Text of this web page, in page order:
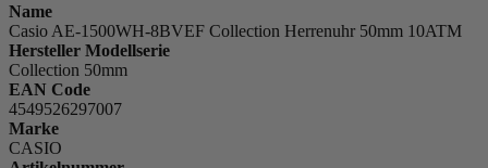
Name
Casio AE-1500WH-8BVEF Collection Herrenuhr 50mm 10ATM
Hersteller Modellserie
Collection 50mm
EAN Code
4549526297007
Marke
CASIO